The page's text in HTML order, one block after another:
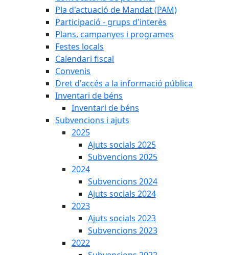
Pla d'actuació de Mandat (PAM)
Participació - grups d'interès
Plans, campanyes i programes
Festes locals
Calendari fiscal
Convenis
Dret d'accés a la informació pública
Inventari de béns
Inventari de béns
Subvencions i ajuts
2025
Ajuts socials 2025
Subvencions 2025
2024
Subvencions 2024
Ajuts socials 2024
2023
Ajuts socials 2023
Subvencions 2023
2022